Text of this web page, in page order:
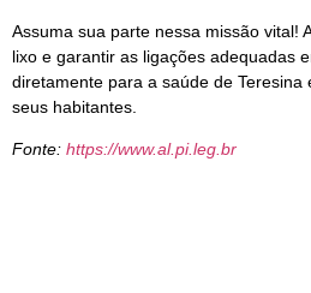
Assuma sua parte nessa missão vital!
lixo e garantir as ligações adequadas
diretamente para a saúde de
seus habitantes.
Fonte: https://www.al.pi.leg.br